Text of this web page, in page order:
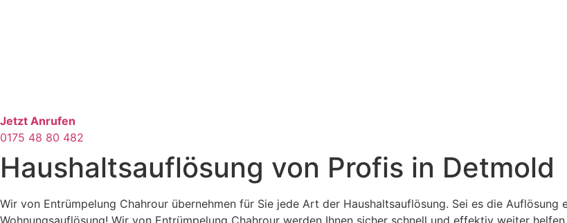
Jetzt Anrufen
0175 48 80 482
Haushaltsauflösung von Profis in Detmold
Wir von Entrümpelung Chahrour übernehmen für Sie jede Art der Haushaltsauflösung. Sei es die Auflösung
Wohnungsauflösung! Wir von Entrümpelung Chahrour werden Ihnen sicher schnell und effektiv weiter